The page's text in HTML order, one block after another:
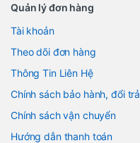
Quản lý đơn hàng
Tài khoản
Theo dõi đơn hàng
Thông Tin Liên Hệ
Chính sách bảo hành, đổi trả
Chính sách vận chuyển
Hướng dẫn thanh toán